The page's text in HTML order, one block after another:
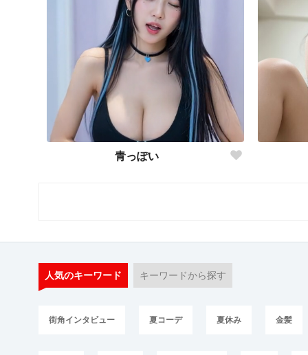
青っぽい
人気のキーワード キーワードから探す
街角インタビュー 夏コーデ 夏休み 金髪